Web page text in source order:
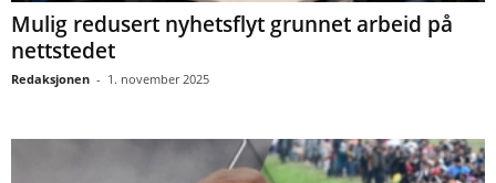
Mulig redusert nyhetsflyt grunnet arbeid på
nettstedet
Redaksjonen - 1. november 2025